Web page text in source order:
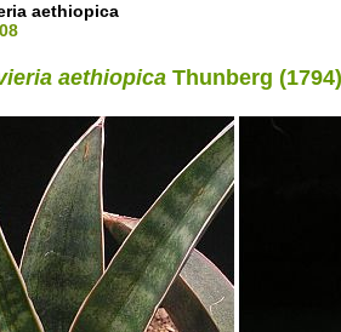
aethiopica
aethiopica Thunberg (1794)